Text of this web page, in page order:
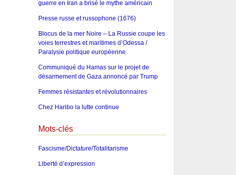
guerre en Iran a brisé le mythe américain
Presse russe et russophone (1676)
Blocus de la mer Noire – La Russie coupe les
voies terrestres et maritimes d’Odessa /
Paralysie politique européenne
Communiqué du Hamas sur le projet de
désarmement de Gaza annoncé par Trump
Femmes résistantes et révolutionnaires
Chez Haribo la lutte continue
Mots-clés
Fascisme/Dictature/Totalitarisme
Liberté d’expression